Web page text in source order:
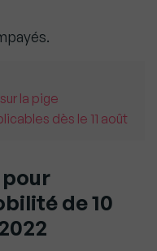
la pige
dès le 11 août
pour
de 10